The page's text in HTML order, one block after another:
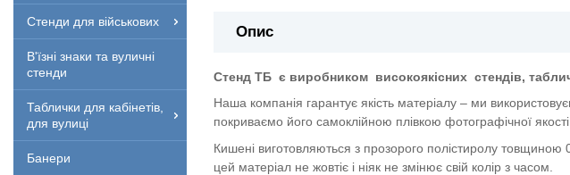
Стенди для військових
В'їзні знаки та вуличні
стенди
Таблички для кабінетів,
для вулиці
Банери
Опис
Стенд ТБ є виробником високоякісних стендів,
Наша компанія гарантує якість матеріалу – ми
покриваємо його самоклійною плівкою фотографічної
Кишені виготовляються з прозорого полістиролу товщиною
цей матеріал не жовтіє і ніяк не змінює свій колір з часом.